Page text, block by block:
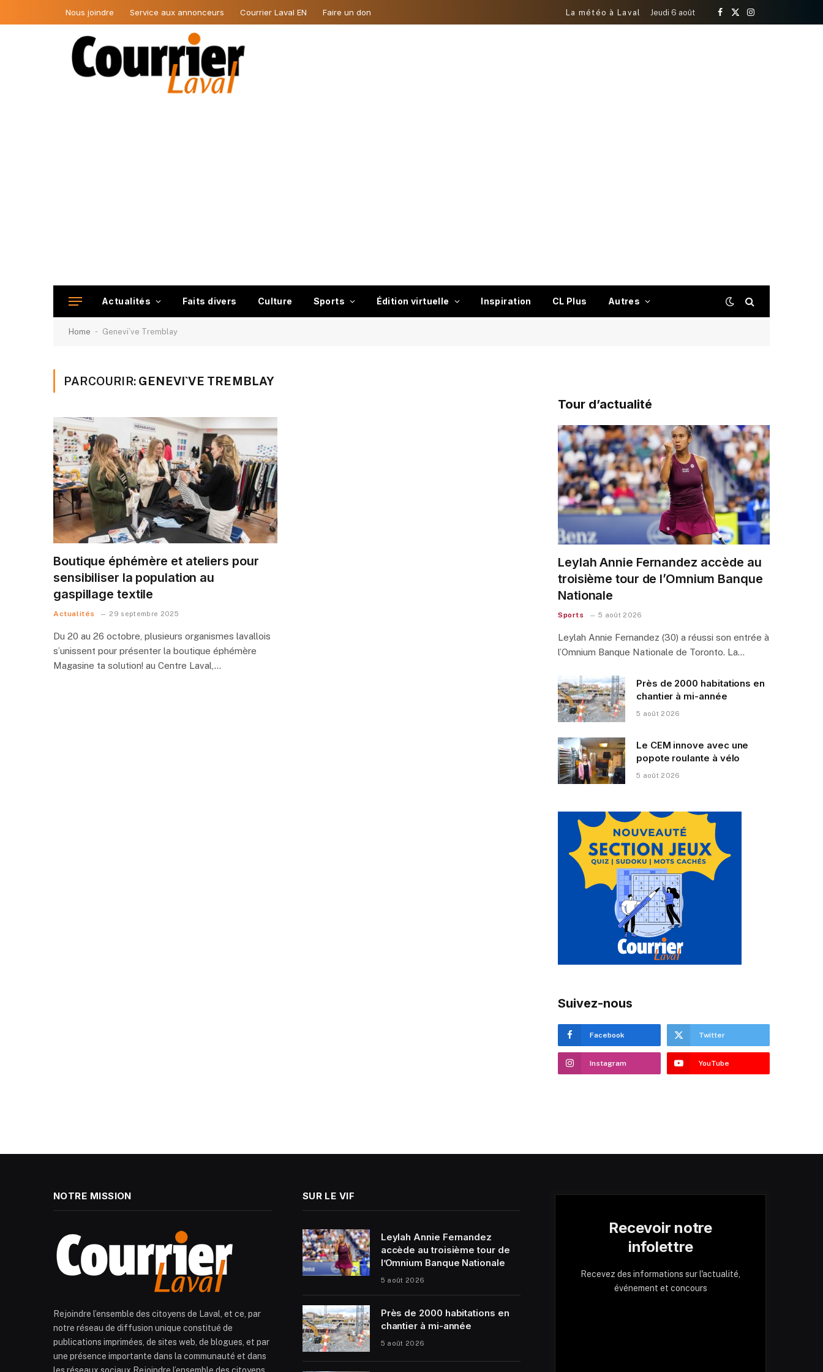
Nous joindre Service aux annonceurs Courrier Laval EN Faire un don La météo à Laval Jeudi 6 août
Facebook
X
Instagram
Actualités Faits divers Culture Sports Édition virtuelle Inspiration CL Plus Autres
Home - Genevi`ve Tremblay
PARCOURIR: GENEVI`VE TREMBLAY
Boutique éphémère et ateliers pour
sensibiliser la population au
gaspillage textile
Actualités 29 septembre 2025
Du 20 au 26 octobre, plusieurs organismes lavallois
s’unissent pour présenter la boutique éphémère
Magasine ta solution! au Centre Laval,…
Tour d’actualité
Leylah Annie Fernandez accède au
troisième tour de l’Omnium Banque
Nationale
Sports 5 août 2026
Leylah Annie Fernandez (30) a réussi son entrée à
l’Omnium Banque Nationale de Toronto. La…
Près de 2000 habitations en
chantier à mi-année
5 août 2026
Le CEM innove avec une
popote roulante à vélo
5 août 2026
Suivez-nous
Facebook Twitter
Instagram YouTube
NOTRE MISSION
Rejoindre l’ensemble des citoyens de Laval, et ce, par
notre réseau de diffusion unique constitué de
publications imprimées, de sites web, de blogues, et par
une présence importante dans la communauté et dans
les réseaux sociaux.Rejoindre l’ensemble des citoyens
SUR LE VIF
Leylah Annie Fernandez
accède au troisième tour de
l’Omnium Banque Nationale
5 août 2026
Près de 2000 habitations en
chantier à mi-année
5 août 2026
Recevoir notre
infolettre
Recevez des informations sur l'actualité,
événement et concours